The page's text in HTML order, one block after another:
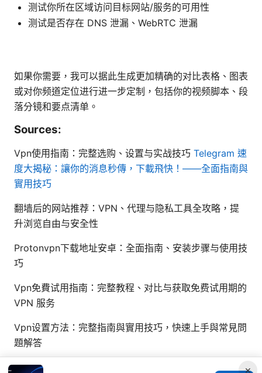
测试你所在区域访问目标网站/服务的可用性
测试是否存在 DNS 泄漏、WebRTC 泄漏
如果你需要，我可以据此生成更加精确的对比表格、图表
或对你频道定位进行进一步定制，包括你的视频脚本、段
落分镜和要点清单。
Sources:
Vpn使用指南：完整选购、设置与实战技巧 Telegram 速
度大揭秘：讓你的消息秒傳，下載飛快！——全面指南與
實用技巧
翻墙后的网站推荐：VPN、代理与隐私工具全攻略，提
升浏览自由与安全性
Protonvpn下载地址安卓：全面指南、安装步骤与使用技
巧
Vpn免費试用指南：完整教程、对比与获取免费试用期的
VPN 服务
Vpn设置方法：完整指南與實用技巧，快速上手與常見問
題解答
×